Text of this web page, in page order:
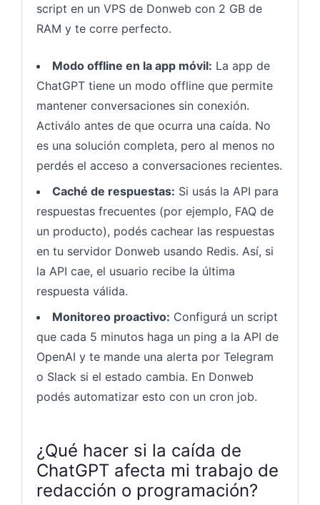
script en un VPS de Donweb con 2 GB de
RAM y te corre perfecto.
Modo offline en la app móvil: La app de
ChatGPT tiene un modo offline que permite
mantener conversaciones sin conexión.
Activálo antes de que ocurra una caída. No
es una solución completa, pero al menos no
perdés el acceso a conversaciones recientes.
Caché de respuestas: Si usás la API para
respuestas frecuentes (por ejemplo, FAQ de
un producto), podés cachear las respuestas
en tu servidor Donweb usando Redis. Así, si
la API cae, el usuario recibe la última
respuesta válida.
Monitoreo proactivo: Configurá un script
que cada 5 minutos haga un ping a la API de
OpenAI y te mande una alerta por Telegram
o Slack si el estado cambia. En Donweb
podés automatizar esto con un cron job.
¿Qué hacer si la caída de
ChatGPT afecta mi trabajo de
redacción o programación?